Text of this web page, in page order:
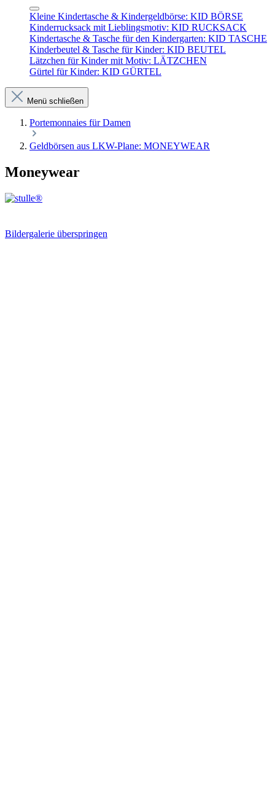
Kleine Kindertasche & Kindergeldbörse: KID BÖRSE
Kinderrucksack mit Lieblingsmotiv: KID RUCKSACK
Kindertasche & Tasche für den Kindergarten: KID TASCHE
Kinderbeutel & Tasche für Kinder: KID BEUTEL
Lätzchen für Kinder mit Motiv: LÄTZCHEN
Gürtel für Kinder: KID GÜRTEL
Menü schließen
Portemonnaies für Damen
Geldbörsen aus LKW-Plane: MONEYWEAR
Moneywear
Bildergalerie überspringen